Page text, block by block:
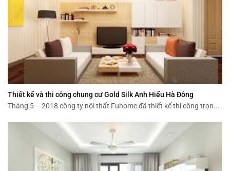
Thiết kế và thi công chung cư Gold Silk Anh Hiếu Hà Đông
Tháng 5 – 2018 công ty nội thất Fuhome đã thiết kế thi công trọn...